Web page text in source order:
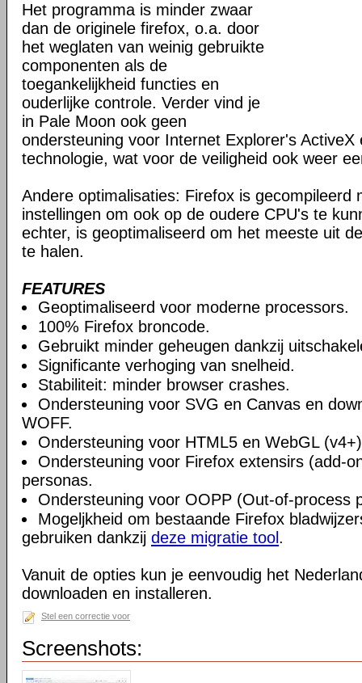
Het programma is minder zwaar
dan de originele firefox, o.a. door
het weglaten van weinig gebruikte
componenten als de
toegankelijkheid functies en
ouderlijke controle. Verder vind je
in Pale Moon ook geen
ondersteuning voor Internet Explorer's ActiveX
technologie, wat voor de veiligheid ook weer
Andere optimalisaties: Firefox is gecompileerd
instellingen om ook op de oudere CPU's te
echter, is geoptimaliseerd om het meeste uit
te halen.
FEATURES
Geoptimaliseerd voor moderne processors.
100% Firefox broncode.
Gebruikt minder geheugen dankzij
Significante verhoging van snelheid.
Stabiliteit: minder browser crashes.
Ondersteuning voor SVG en Canvas en
WOFF.
Ondersteuning voor HTML5 en WebGL
Ondersteuning voor Firefox extensirs (add-
personas.
Ondersteuning voor OOPP (Out-of-process
Mogeljkheid om bestaande Firefox
gebruiken dankzij deze migratie tool .
Vanuit de opties kun je eenvoudig het
downloaden en installeren.
Stel een correctie voor
Screenshots: